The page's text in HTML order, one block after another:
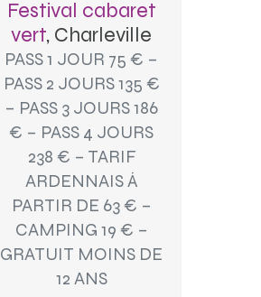
Festival cabaret
vert, Charleville
PASS 1 JOUR 75 € –
PASS 2 JOURS 135 €
– PASS 3 JOURS 186
€ – PASS 4 JOURS
238 € – TARIF
ARDENNAIS À
PARTIR DE 63 € –
CAMPING 19 € –
GRATUIT MOINS DE
12 ANS